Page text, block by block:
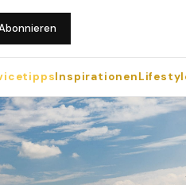
Inspirationen